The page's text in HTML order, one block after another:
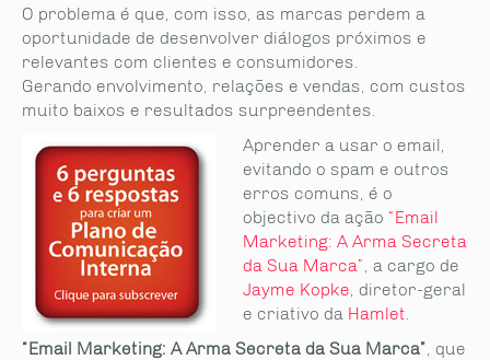
O problema é que, com isso, as marcas perdem a
oportunidade de desenvolver diálogos próximos e
relevantes com clientes e consumidores.
Gerando envolvimento, relações e vendas, com custos
muito baixos e resultados surpreendentes.
Aprender a usar o email,
evitando o spam e outros
erros comuns, é o
objectivo da ação “Email
Marketing: A Arma Secreta
da Sua Marca” , a cargo de
Jayme Kopke , diretor-geral
e criativo da Hamlet
“Email Marketing: A Arma Secreta da Sua Marca” , que